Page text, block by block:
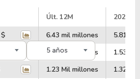
5 años
Últ. 12M
2025
6.43 mil millones
5.81
- $
1.55 Mil millones
1.53
1.23 Mil millones
1.32